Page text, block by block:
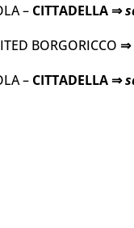
– CITTADELLA ⇒
BORGORICCO ⇒
– CITTADELLA ⇒